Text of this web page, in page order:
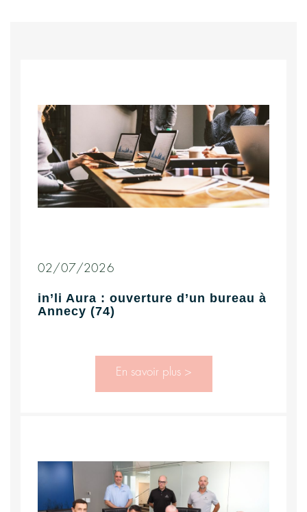
02/07/2026
in’li Aura : ouverture d’un bureau à
Annecy (74)
En savoir plus >